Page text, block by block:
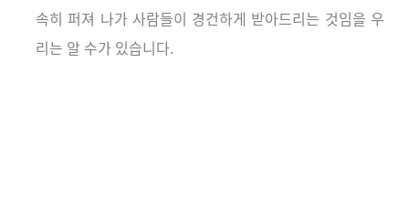
속히 퍼져 나가 사람들이 경건하게 받아드리는 것임을 우
리는 알 수가 있습니다.